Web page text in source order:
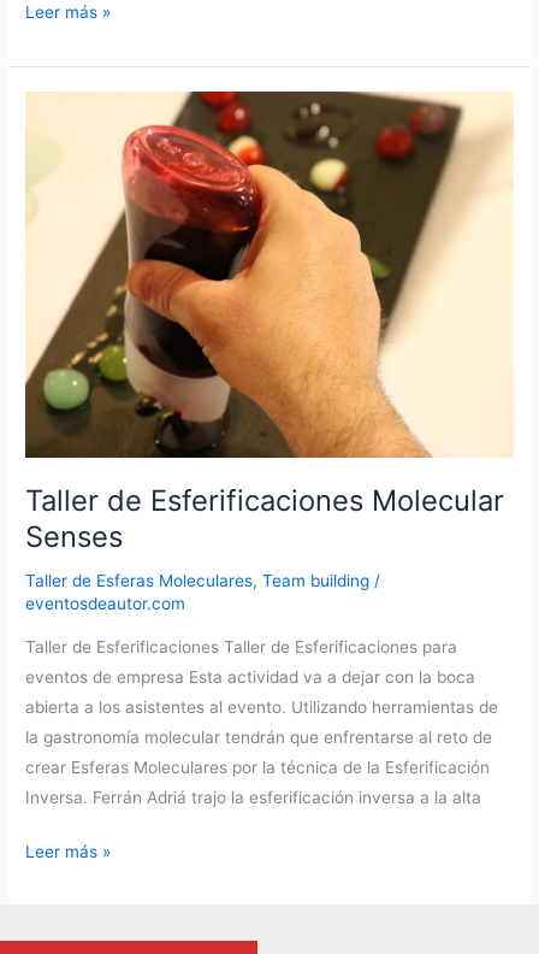
Taller
Tapas
Leer más »
Taller de Esferificaciones Molecular
Senses
Taller de Esferas Moleculares,Team building /
eventosdeautor.com
Taller de Esferificaciones Taller de Esferificaciones para
eventos de empresa Esta actividad va a dejar con la boca
abierta a los asistentes al evento. Utilizando herramientas de
la gastronomía molecular tendrán que enfrentarse al reto de
crear Esferas Moleculares por la técnica de la Esferificación
Inversa. Ferrán Adriá trajo la esferificación inversa a la alta
Taller
Molecular
Leer más »